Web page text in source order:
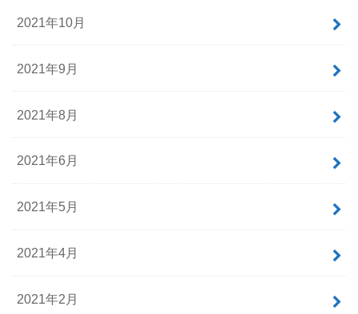
2021年10月
2021年9月
2021年8月
2021年6月
2021年5月
2021年4月
2021年2月